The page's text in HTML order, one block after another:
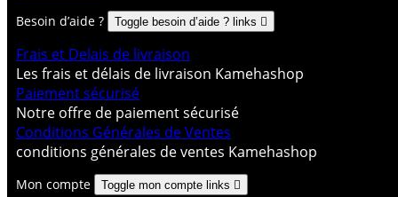
Besoin d’aide ? Toggle besoin d’aide ? links 
Frais et Delais de livraison
Les frais et délais de livraison Kamehashop
Paiement sécurisé
Notre offre de paiement sécurisé
Conditions Générales de Ventes
conditions générales de ventes Kamehashop
Mon compte Toggle mon compte links 